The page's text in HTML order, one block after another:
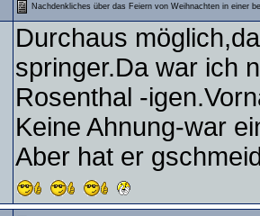
Nachdenkliches über das Feiern von Weihnachten in einer
Durchaus
springer.Da war ich
Rosenthal -
Keine Ahnung-war
Aber hat er